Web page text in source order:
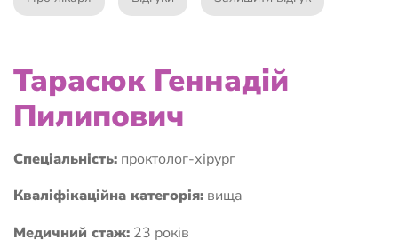
Тарасюк Геннадій
Пилипович
Спеціальність: проктолог-хірург
Кваліфікаційна категорія: вища
Медичний стаж: 23 років